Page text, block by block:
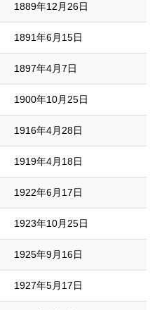
1889年12月26日
1891年6月15日
1897年4月7日
1900年10月25日
1916年4月28日
1919年4月18日
1922年6月17日
1923年10月25日
1925年9月16日
1927年5月17日